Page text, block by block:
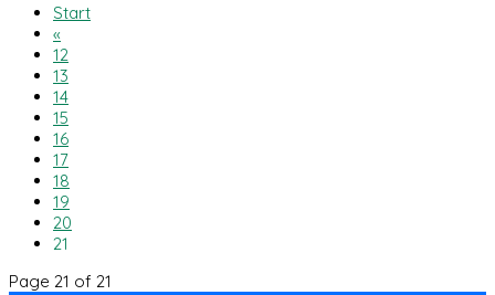
Start
«
12
13
14
15
16
17
18
19
20
21
Page 21 of 21